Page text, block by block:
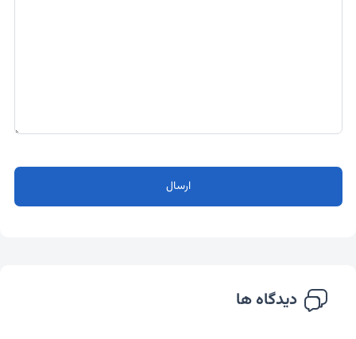
ارسال
دیدگاه ها